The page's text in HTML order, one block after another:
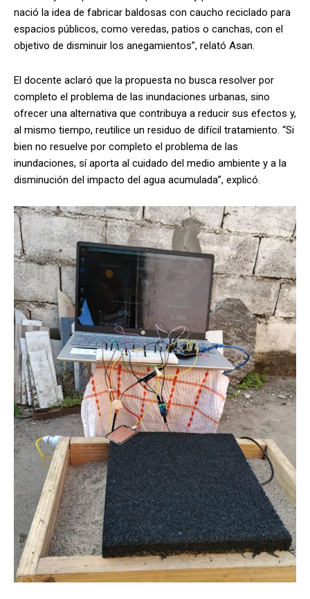
nació la idea de fabricar baldosas con caucho reciclado para
espacios públicos, como veredas, patios o canchas, con el
objetivo de disminuir los anegamientos”, relató Asan.
El docente aclaró que la propuesta no busca resolver por
completo el problema de las inundaciones urbanas, sino
ofrecer una alternativa que contribuya a reducir sus efectos y,
al mismo tiempo, reutilice un residuo de difícil tratamiento. “Si
bien no resuelve por completo el problema de las
inundaciones, sí aporta al cuidado del medio ambiente y a la
disminución del impacto del agua acumulada”, explicó.